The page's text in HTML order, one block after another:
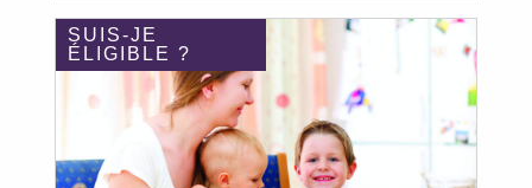
SUIS-JE
ÉLIGIBLE ?